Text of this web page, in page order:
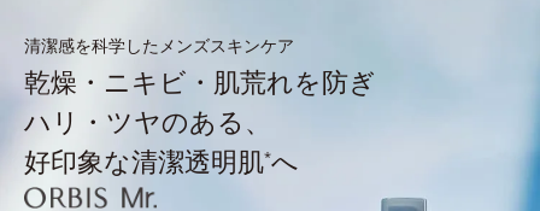
清潔感を科学したメンズスキンケア
乾燥・ニキビ・肌荒れを防ぎ
ハリ・ツヤのある、
好印象な清潔透明肌*へ